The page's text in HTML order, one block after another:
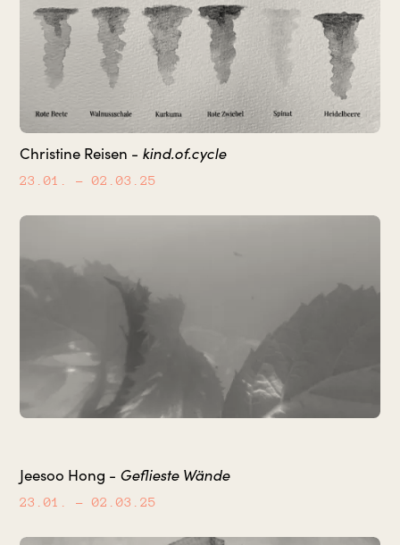
Christine Reisen - kind.of.cycle
23.01. – 02.03.25
Jeesoo Hong - Geflieste Wände
23.01. – 02.03.25